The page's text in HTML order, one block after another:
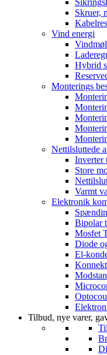
Skruer,
Vind energi
Hybrid
Monterings
Nettilsluttede
Inverter
Store
Varmt
Elektronik
Bipolar
Mosfet
Diode
El-
Tilbud, nye varer,